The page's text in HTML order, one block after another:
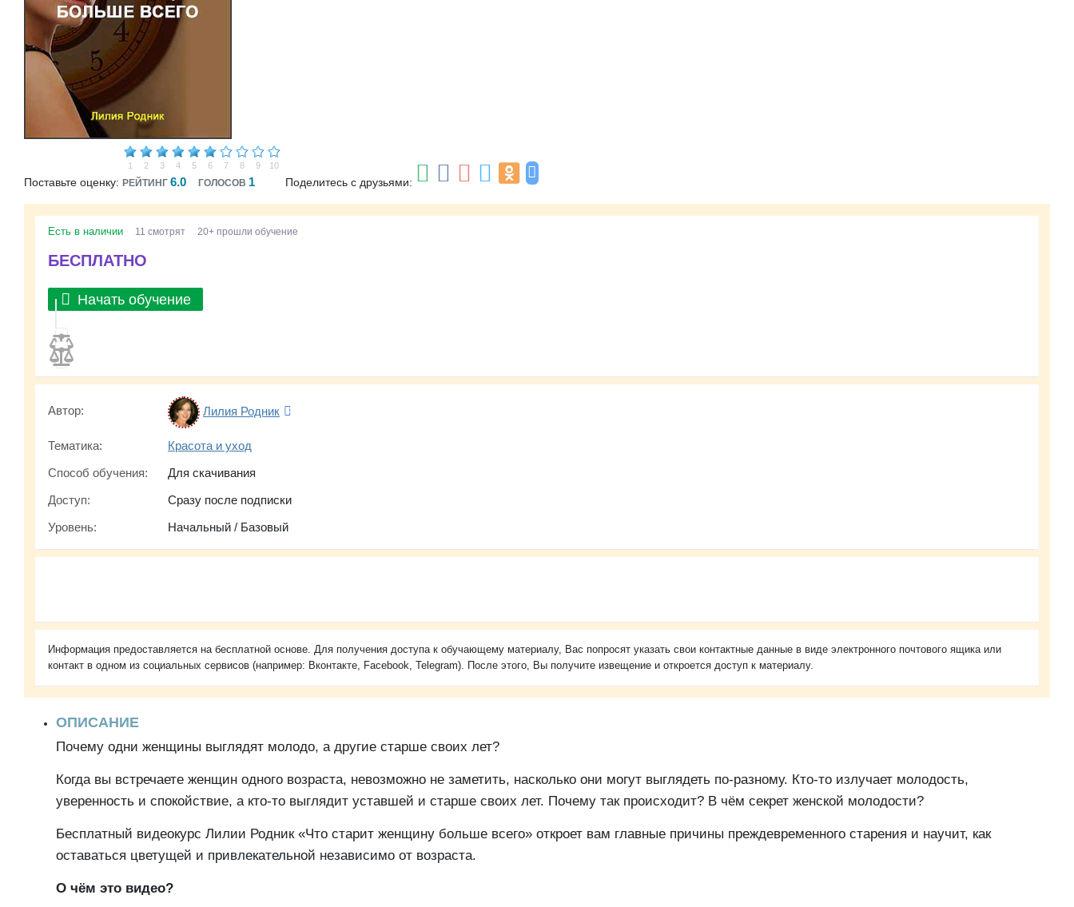
Поставьте оценку:
10
9
8
7
6
5
4
3
2
1
РЕЙТИНГ 6.0 ГОЛОСОВ 1 Поделитесь с друзьями:
Есть в наличии 11 смотрят 20+ прошли обучение
БЕСПЛАТНО
Начать обучение
Автор: Лилия Родник
Тематика:
Красота и уход
Способ обучения:
Для скачивания
Доступ:
Сразу после подписки
Уровень:
Начальный / Базовый
Информация предоставляется на бесплатной основе. Для получения доступа к обучающему материалу, Вас попросят указать свои контактные данные в виде электронного почтового ящика или
контакт в одном из социальных сервисов (например: Вконтакте, Facebook, Telegram). После этого, Вы получите извещение и откроется доступ к материалу.
ОПИСАНИЕ
Почему одни женщины выглядят молодо, а другие старше своих лет?
Когда вы встречаете женщин одного возраста, невозможно не заметить, насколько они могут выглядеть по-разному. Кто-то излучает молодость,
уверенность и спокойствие, а кто-то выглядит уставшей и старше своих лет. Почему так происходит? В чём секрет женской молодости?
Бесплатный видеокурс Лилии Родник «Что старит женщину больше всего» откроет вам главные причины преждевременного старения и научит, как
оставаться цветущей и привлекательной независимо от возраста.
О чём это видео?